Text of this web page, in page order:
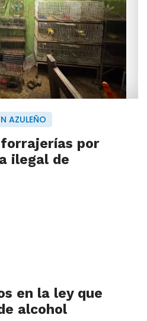
AZULEÑO
por
ilegal de
en la ley que
alcohol